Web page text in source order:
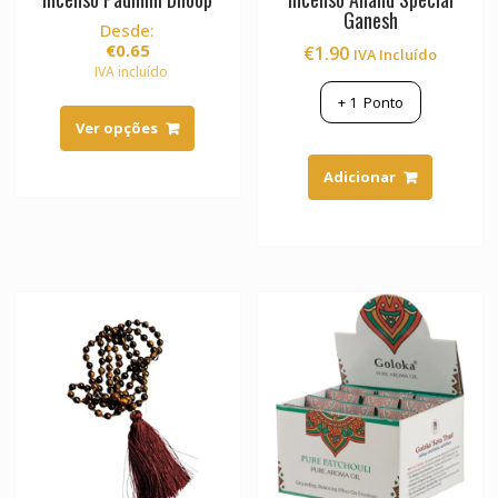
Desde:
€0.65
IVA incluído
Ver opções
has
Ganesh
€1.90 IVA Incluído
+ 1 Ponto
Adicionar